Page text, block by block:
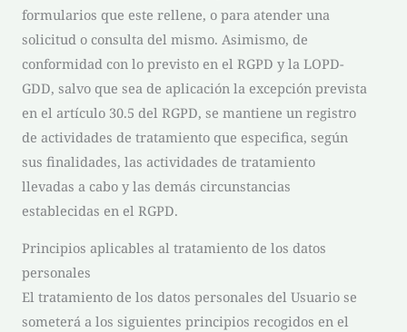
formularios que este rellene, o para atender una
solicitud o consulta del mismo. Asimismo, de
conformidad con lo previsto en el RGPD y la LOPD-
GDD, salvo que sea de aplicación la excepción prevista
en el artículo 30.5 del RGPD, se mantiene un registro
de actividades de tratamiento que especifica, según
sus finalidades, las actividades de tratamiento
llevadas a cabo y las demás circunstancias
establecidas en el RGPD.
Principios aplicables al tratamiento de los datos
personales
El tratamiento de los datos personales del Usuario se
someterá a los siguientes principios recogidos en el